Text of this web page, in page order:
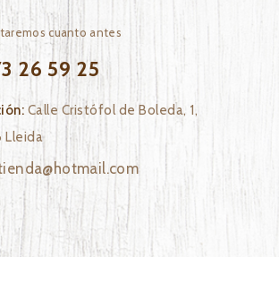
cuanto antes
26 59 25
Calle Cristófol de Boleda, 1,
Lleida